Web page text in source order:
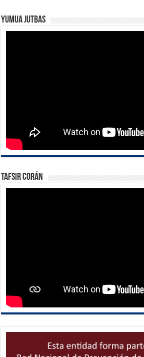
Yumua Jutbas
Tafsir Corán